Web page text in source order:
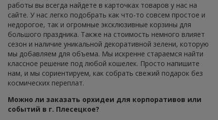
работы вы всегда найдете в карточках товаров у нас на
сайте. У нас легко подобрать как что-то совсем простое и
недорогое, так и огромные эксклюзивные корзины для
большого праздника. Также на стоимость немного влияет
сезон и наличие уникальной декоративной зелени, которую
мы добавляем для объема. Мы искренне стараемся найти
классное решение под любой кошелек. Просто напишите
нам, и мы сориентируем, как собрать свежий подарок без
космических переплат.
Можно ли заказать орхидеи для корпоративов или
событий в г. Плесецкое?